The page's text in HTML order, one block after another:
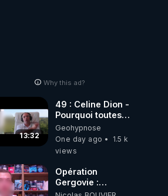
Why this ad?
13:32
49 : Celine Dion -
Pourquoi toutes
ces rumeurs ?
Enquête sous
hypnose
Geohypnose
One day ago
1.5 k
views
Opération
Gergovie :
‪@38resistancegauloise‬